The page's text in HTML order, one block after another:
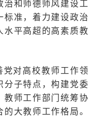
治和师德师风建设工
标准，着力建设政治
水平高超的高素质教
党对高校教师工作领
分子特点，构建党委
教师工作部门统筹协
大教师工作格局。